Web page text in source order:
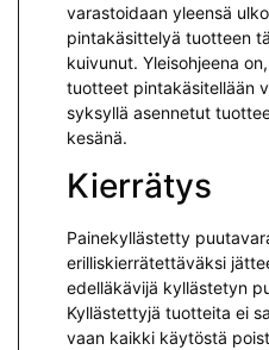
varastoidaan yleensä
pintakäsittelyä tuotteen
kuivunut. Yleisohjeena
tuotteet pintakäsitellään
syksyllä asennetut
kesänä.
Kierrätys
Painekyllästetty
erilliskierrätettäväksi
edelläkävijä kyllästetyn
Kyllästettyjä tuotteita ei
vaan kaikki käytöstä